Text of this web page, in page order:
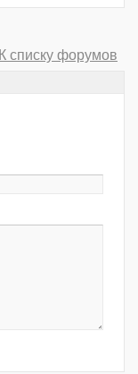
К списку форумов